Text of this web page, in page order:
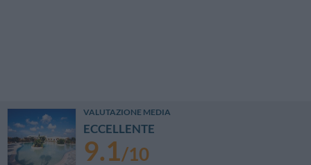
VALUTAZIONE MEDIA
ECCELLENTE
9.1/10